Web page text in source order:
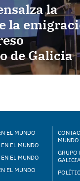
la
la
de Galicia
EL MUNDO
EL MUNDO
EL MUNDO
EL MUNDO
GRUPO